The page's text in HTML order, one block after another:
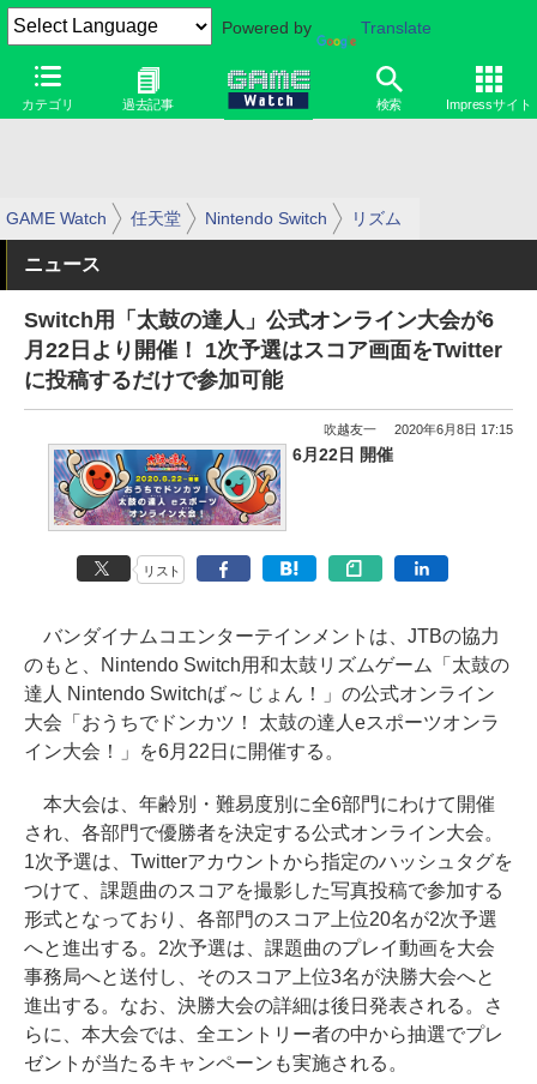
Powered by Translate
カテゴリ 過去記事 検索 Impressサイト
GAME Watch 任天堂 Nintendo Switch リズム
ニュース
Switch用「太鼓の達人」公式オンライン大会が6
月22日より開催！ 1次予選はスコア画面をTwitter
に投稿するだけで参加可能
吹越友一 2020年6月8日 17:15
6月22日 開催
リスト
バンダイナムコエンターテインメントは、JTBの協力
のもと、Nintendo Switch用和太鼓リズムゲーム「太鼓の
達人 Nintendo Switchば～じょん！」の公式オンライン
大会「おうちでドンカツ！ 太鼓の達人eスポーツオンラ
イン大会！」を6月22日に開催する。
本大会は、年齢別・難易度別に全6部門にわけて開催
され、各部門で優勝者を決定する公式オンライン大会。
1次予選は、Twitterアカウントから指定のハッシュタグを
つけて、課題曲のスコアを撮影した写真投稿で参加する
形式となっており、各部門のスコア上位20名が2次予選
へと進出する。2次予選は、課題曲のプレイ動画を大会
事務局へと送付し、そのスコア上位3名が決勝大会へと
進出する。なお、決勝大会の詳細は後日発表される。さ
らに、本大会では、全エントリー者の中から抽選でプレ
ゼントが当たるキャンペーンも実施される。